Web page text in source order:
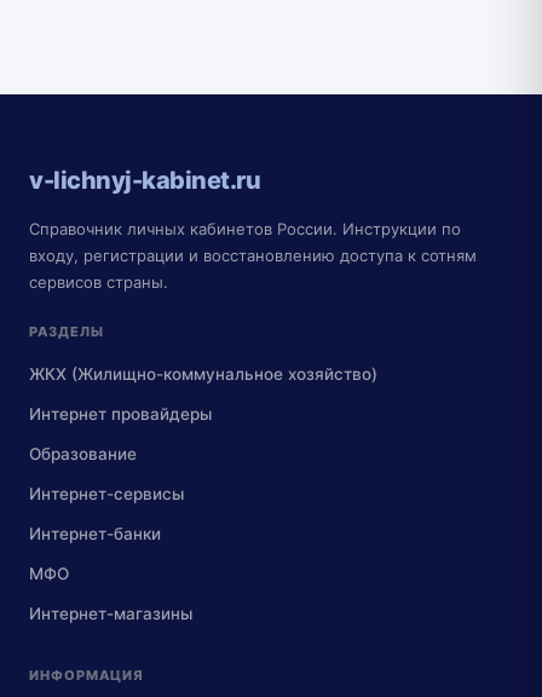
v-lichnyj-kabinet.ru
Справочник личных кабинетов России. Инструкции по
входу, регистрации и восстановлению доступа к сотням
сервисов страны.
РАЗДЕЛЫ
ЖКХ (Жилищно-коммунальное хозяйство)
Интернет провайдеры
Образование
Интернет-сервисы
Интернет-банки
МФО
Интернет-магазины
ИНФОРМАЦИЯ